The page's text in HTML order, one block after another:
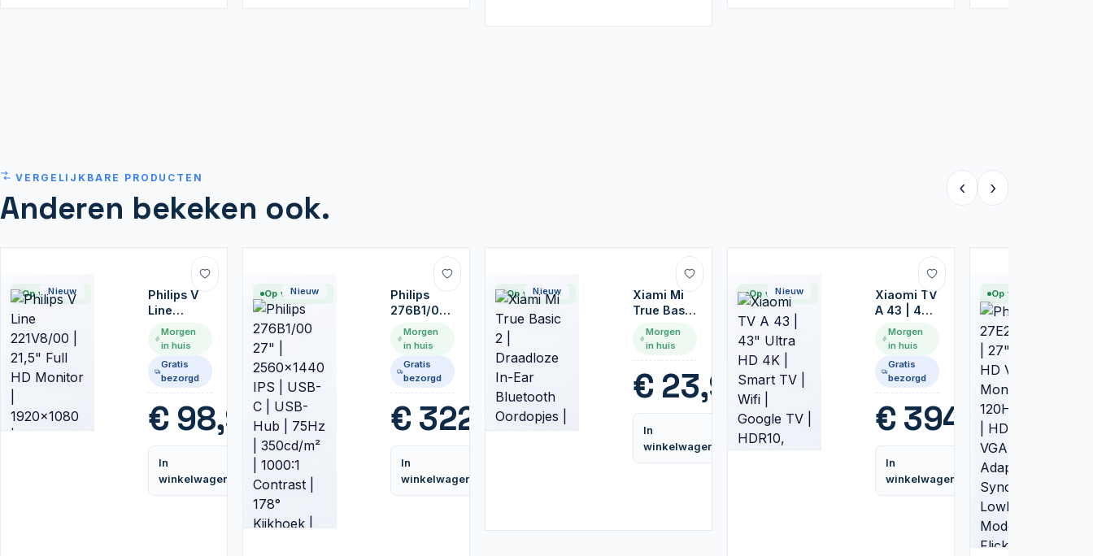
VERGELIJKBARE PRODUCTEN
Anderen bekeken ook.
‹ ›
Op voorraad
Nieuw
Philips V
Line
221V8/00
| 21,5" Full
Monitor |
1920x1080
| Zwart
Morgen
in huis
Gratis
bezorgd
€ 98,95
In
winkelwagen
Vergelijk
Op voorraad
Nieuw
Philips
276B1/00
27" |
2560x1440
C | USB-
75Hz |
350cd/m²
| 1000:1
Contrast |
178°
Kijkhoek |
Monitor
Morgen
in huis
Gratis
bezorgd
€ 322,99
In
winkelwagen
Op voorraad
Nieuw
Xiami Mi
True Basic
2 |
Draadloze
Bluetooth
Oordopjes
| Zwart
Morgen
in huis
€ 23,95
In
winkelwagen
Vergelijk
Op voorraad
Nieuw
Xiaomi TV
A 43 | 43"
Ultra HD
4K | Smart
Google TV
| HDR10,
HLG |
60Hz
Morgen
in huis
Gratis
bezorgd
€ 394,99
In
winkelwagen
Vergelijk
Op voorraad